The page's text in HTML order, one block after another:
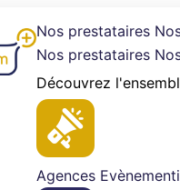
Nos prestataires
Nos prestataires
Découvrez
Agences